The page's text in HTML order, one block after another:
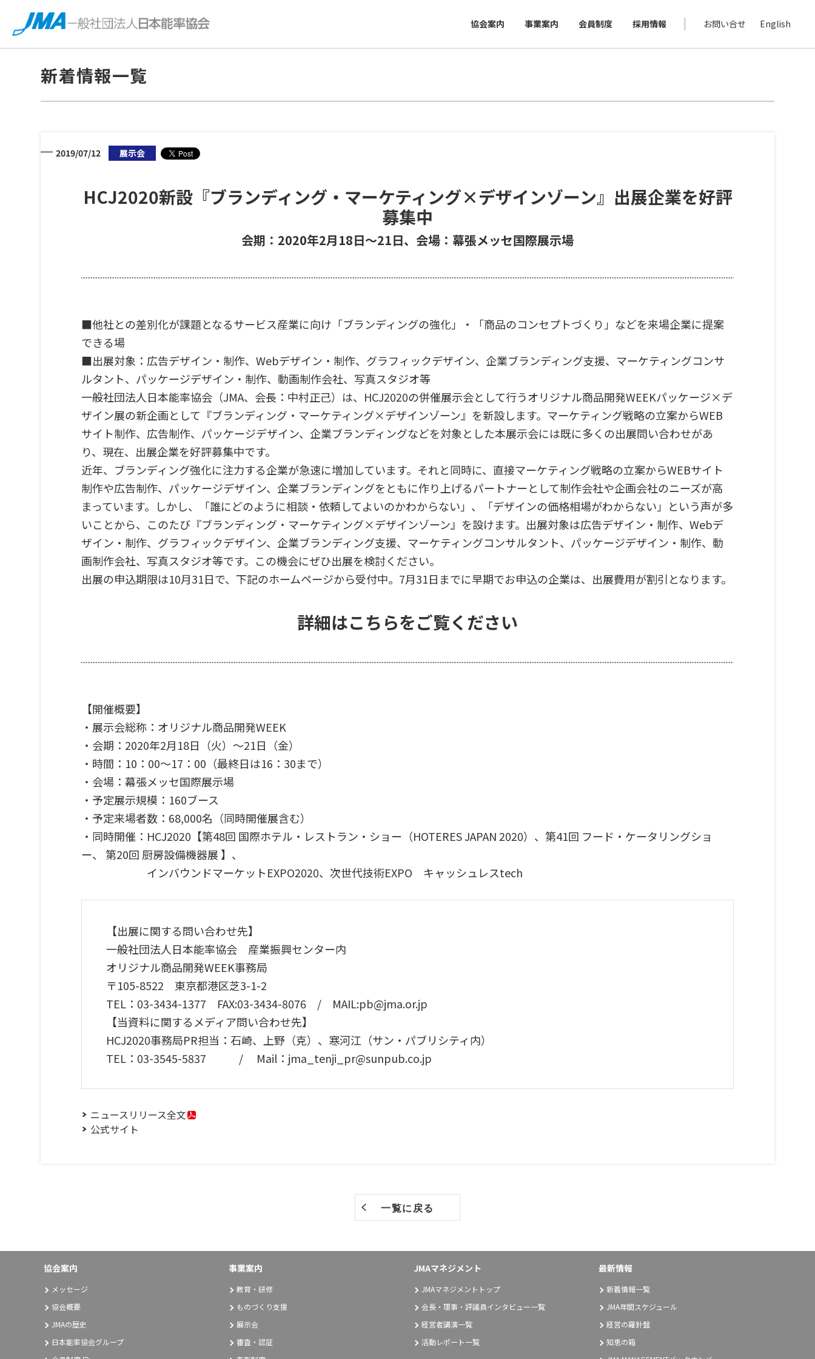
協会案内 事業案内 会員制度 採用情報 お問い合せ English
新着情報一覧
HCJ2020新設『ブランディング・マーケティング×デザインゾーン』出展企業を好評
募集中
会期：2020年2月18日～21日、会場：幕張メッセ国際展示場
2019/07/12 展示会
■他社との差別化が課題となるサービス産業に向け「ブランディングの強化」・「商品のコンセプトづくり」などを来場企業に提案
できる場
■出展対象：広告デザイン・制作、Webデザイン・制作、グラフィックデザイン、企業ブランディング支援、マーケティングコンサ
ルタント、パッケージデザイン・制作、動画制作会社、写真スタジオ等
一般社団法人日本能率協会（JMA、会長：中村正己）は、HCJ2020の併催展示会として行うオリジナル商品開発WEEKパッケージ×デ
ザイン展の新企画として『ブランディング・マーケティング×デザインゾーン』を新設します。マーケティング戦略の立案からWEB
サイト制作、広告制作、パッケージデザイン、企業ブランディングなどを対象とした本展示会には既に多くの出展問い合わせがあ
り、現在、出展企業を好評募集中です。
近年、ブランディング強化に注力する企業が急速に増加しています。それと同時に、直接マーケティング戦略の立案からWEBサイト
制作や広告制作、パッケージデザイン、企業ブランディングをともに作り上げるパートナーとして制作会社や企画会社のニーズが高
まっています。しかし、「誰にどのように相談・依頼してよいのかわからない」、「デザインの価格相場がわからない」という声が多
いことから、このたび『ブランディング・マーケティング×デザインゾーン』を設けます。出展対象は広告デザイン・制作、Webデ
ザイン・制作、グラフィックデザイン、企業ブランディング支援、マーケティングコンサルタント、パッケージデザイン・制作、動
画制作会社、写真スタジオ等です。この機会にぜひ出展を検討ください。
出展の申込期限は10月31日で、下記のホームページから受付中。7月31日までに早期でお申込の企業は、出展費用が割引となります。
詳細はこちらをご覧ください
【開催概要】
・展示会総称：オリジナル商品開発WEEK
・会期：2020年2月18日（火）～21日（金）
・時間：10：00～17：00（最終日は16：30まで）
・会場：幕張メッセ国際展示場
・予定展示規模：160ブース
・予定来場者数：68,000名（同時開催展含む）
・同時開催：HCJ2020【第48回 国際ホテル・レストラン・ショー（HOTERES JAPAN 2020）、第41回 フード・ケータリングショ
ー、 第20回 厨房設備機器展 】、
インバウンドマーケットEXPO2020、次世代技術EXPO キャッシュレスtech
【出展に関する問い合わせ先】
一般社団法人日本能率協会 産業振興センター内
オリジナル商品開発WEEK事務局
〒105-8522 東京都港区芝3-1-2
TEL：03-3434-1377 FAX:03-3434-8076 / MAIL:pb@jma.or.jp
【当資料に関するメディア問い合わせ先】
HCJ2020事務局PR担当：石崎、上野（克）、寒河江（サン・パブリシティ内）
TEL：03-3545-5837 / Mail：jma_tenji_pr@sunpub.co.jp
ニュースリリース全文
公式サイト
一覧に戻る
協会案内
メッセージ
協会概要
JMAの歴史
日本能率協会グループ
事業案内
教育・研修
ものづくり支援
展示会
審査・認証
JMAマネジメント
JMAマネジメントトップ
会長・理事・評議員インタビュー一覧
経営者講演一覧
活動レポート一覧
最新情報
新着情報一覧
JMA年間スケジュール
経営の羅針盤
知恵の箱